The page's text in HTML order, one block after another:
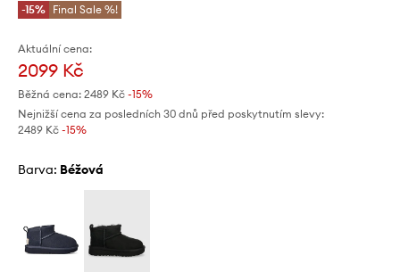
-15% Final Sale %!
Aktuální cena:
2099 Kč
Běžná cena: 2489 Kč -15%
Nejnižší cena za posledních 30 dnů před poskytnutím slevy:
2489 Kč -15%
Barva: béžová